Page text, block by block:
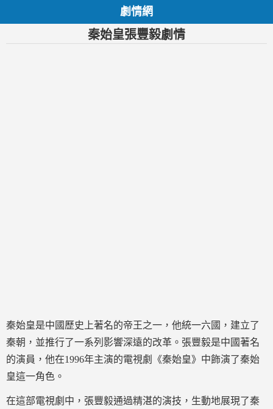
劇情網
秦始皇張豐毅劇情
秦始皇是中國歷史上著名的帝王之一，他統一六國，建立了
秦朝，並推行了一系列影響深遠的改革。張豐毅是中國著名
的演員，他在1996年主演的電視劇《秦始皇》中飾演了秦始
皇這一角色。
在這部電視劇中，張豐毅通過精湛的演技，生動地展現了秦